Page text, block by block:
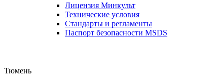
Лицензия Минкульт
Технические условия
Стандарты и регламенты
Паспорт безопасности MSDS
Тюмень